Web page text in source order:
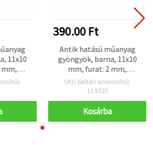
11x10
és
50 g
390.00 Ft
Antik hatású műanyag
gyöngyök, barna, 11x10
mm, furat: 2 mm,
ékszerkészítéshez és
kézműves DIY-hoz, 50 g
SKU (leltári azonosító):
119720
Kosárba